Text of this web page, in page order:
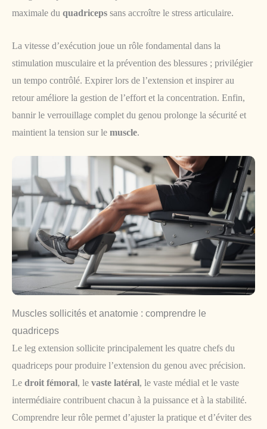
maximale du quadriceps sans accroître le stress articulaire.
La vitesse d’exécution joue un rôle fondamental dans la
stimulation musculaire et la prévention des blessures ; privilégier
un tempo contrôlé. Expirer lors de l’extension et inspirer au
retour améliore la gestion de l’effort et la concentration. Enfin,
bannir le verrouillage complet du genou prolonge la sécurité et
maintient la tension sur le muscle.
Muscles sollicités et anatomie : comprendre le
quadriceps
Le leg extension sollicite principalement les quatre chefs du
quadriceps pour produire l’extension du genou avec précision.
Le droit fémoral, le vaste latéral, le vaste médial et le vaste
intermédiaire contribuent chacun à la puissance et à la stabilité.
Comprendre leur rôle permet d’ajuster la pratique et d’éviter des